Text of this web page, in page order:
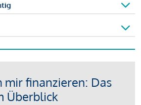
mir finanzieren: Das
Überblick